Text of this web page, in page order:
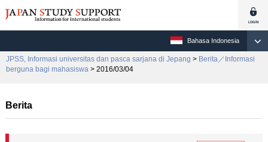
Bahasa Indonesia
JPSS, Informasi universitas dan pasca sarjana di Jepang > Berita／Informasi
berguna bagi mahasiswa > 2016/03/04
Berita